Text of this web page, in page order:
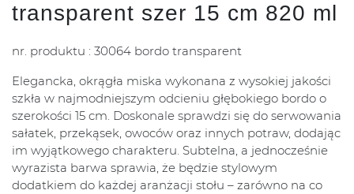
transparent szer 15 cm 820 ml
nr. produktu : 30064 bordo transparent
Elegancka, okrągła miska wykonana z wysokiej jakości
szkła w najmodniejszym odcieniu głębokiego bordo o
szerokości 15 cm. Doskonale sprawdzi się do serwowania
sałatek, przekąsek, owoców oraz innych potraw, dodając
im wyjątkowego charakteru. Subtelna, a jednocześnie
wyrazista barwa sprawia, że będzie stylowym
dodatkiem do każdej aranżacji stołu – zarówno na co